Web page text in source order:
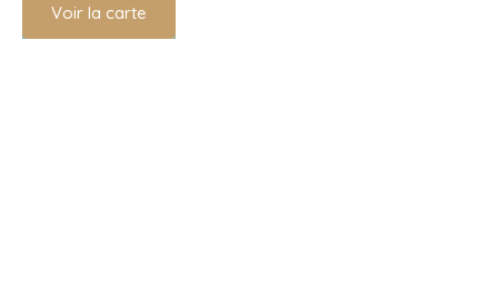
Voir la carte